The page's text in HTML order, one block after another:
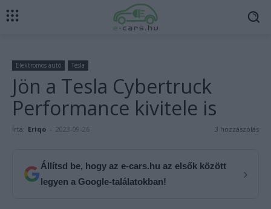
Elektromos autó Tesla
Jön a Tesla Cybertruck
Performance kivitele is
Írta: Eriqo - 2023-09-26 3 hozzászólás
Állítsd be, hogy az e-cars.hu az elsők között
legyen a Google-találatokban!
›